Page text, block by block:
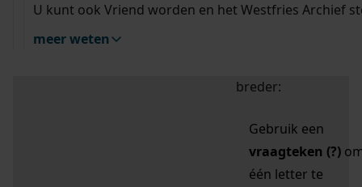
U kunt ook Vriend worden en het Westfries Archief
meer weten
uw zoekopdracht te
breder:
Gebruik een
vraagteken (?)
één letter te